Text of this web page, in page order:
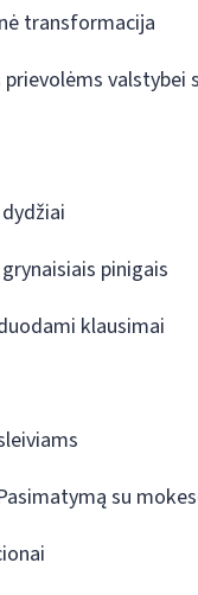
transformacija
prievolėms valstybei
pinigais
klausimai
su